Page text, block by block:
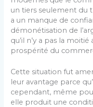
un tiers seulement du
a un man­que de
démonétisation de
qu’il n’y a pas la
prospérité du
Cette situation fut
leur avantage parce
cepen­dant, même
elle produit une